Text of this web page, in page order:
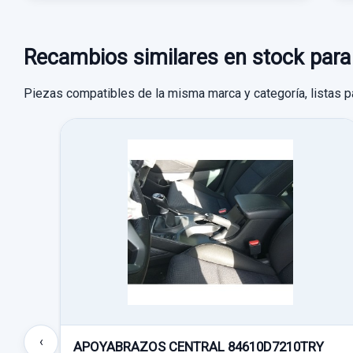
Recambios similares en stock
Piezas compatibles de la misma marca y categoría, listas
‹
APOYABRAZOS CENTRAL 84610D7210TRY